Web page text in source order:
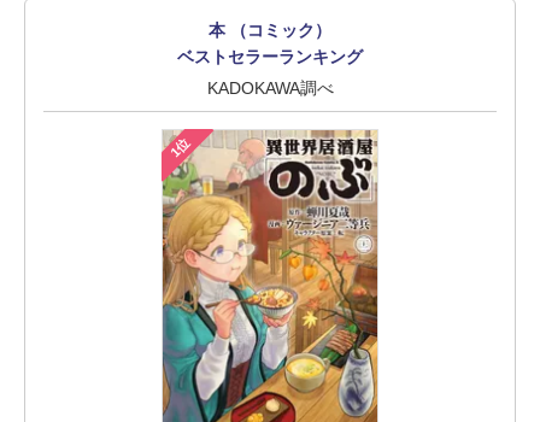
本 （コミック）
ベストセラーランキング
KADOKAWA調べ
1位